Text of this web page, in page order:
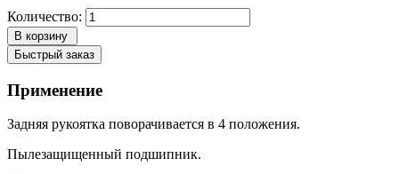
Количество:
В корзину
Быстрый заказ
Применение
Задняя рукоятка поворачивается в 4 положения.
Пылезащищенный подшипник.